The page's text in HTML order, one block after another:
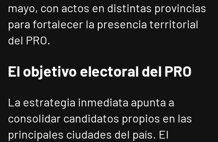
mayo, con actos en distintas provincias
para fortalecer la presencia territorial
del PRO.
El objetivo electoral del PRO
La estrategia inmediata apunta a
consolidar candidatos propios en las
principales ciudades del país. El